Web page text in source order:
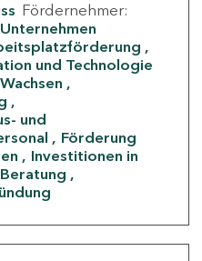
Fördernehmer:
Unternehmen
und Technologie
und
Förderung
Investitionen in